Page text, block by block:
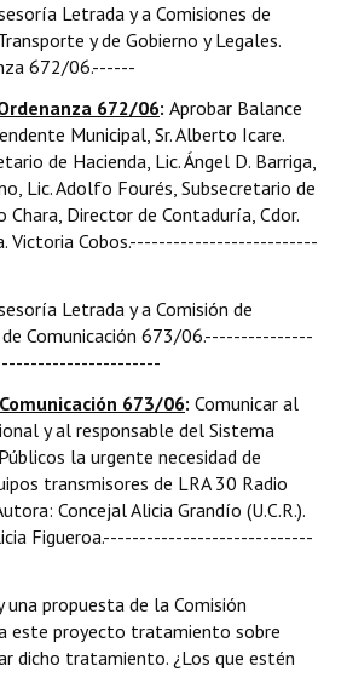
Letrada y a Comisiones de
y de Gobierno y Legales.
672/06.------
672/06: Aprobar Balance
Municipal, Sr. Alberto Icare.
de Hacienda, Lic. Ángel D. Barriga,
Lic. Adolfo Fourés, Subsecretario de
Chara, Director de Contaduría, Cdor.
Victoria Cobos.--------------------------
Letrada y a Comisión de
Comunicación 673/06.---------------
673/06: Comunicar al
y al responsable del Sistema
la urgente necesidad de
transmisores de LRA 30 Radio
Concejal Alicia Grandío (U.C.R.).
Figueroa.-----------------------------
una propuesta de la Comisión
este proyecto tratamiento sobre
dicho tratamiento. ¿Los que estén